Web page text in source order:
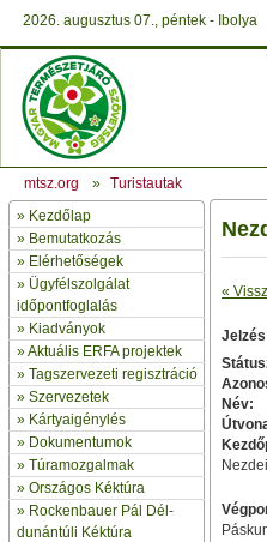
2026. augusztus 07., péntek - Ibolya
mtsz.org » Turistautak
» Kezdőlap
» Bemutatkozás
» Elérhetőségek
» Ügyfélszolgálat
időpontfoglalás
» Kiadványok
»Aktuális ERFA projektek
» Tagszervezeti regisztráció
» Szervezetek
» Kártyaigénylés
» Dokumentumok
» Túramozgalmak
» Országos Kéktúra
» Rockenbauer Pál Dél-
dunántúli Kéktúra
«
Név: